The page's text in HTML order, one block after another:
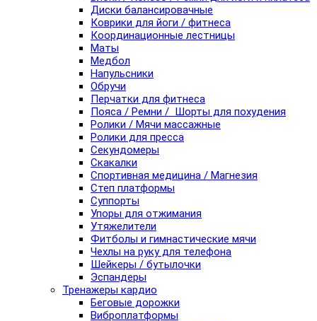
Диски балансировачные
Коврики для йоги / фитнеса
Координационные лестницы
Маты
Медбол
Напульсники
Обручи
Перчатки для фитнеса
Пояса / Ремни / Шорты для похудения
Ролики / Мячи массажные
Ролики для пресса
Секундомеры
Скакалки
Спортивная медицина / Магнезия
Степ платформы
Суппорты
Упоры для отжимания
Утяжелители
Фитболы и гимнастические мячи
Чехлы на руку для телефона
Шейкеры / бутылочки
Эспандеры
Тренажеры кардио
Беговые дорожки
Виброплатформы